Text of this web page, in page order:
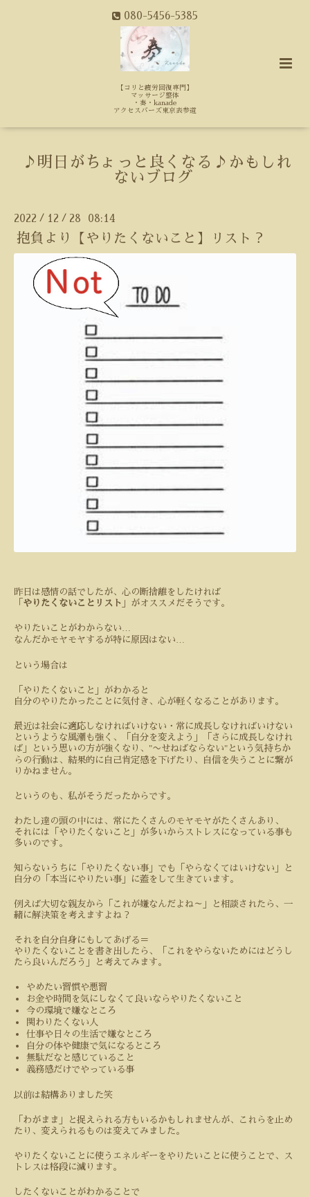
080-5456-5385
【コリと疲労回復専門】
マッサージ整体
・奏・kanade
アクセスバーズ東京表参道
♪明日がちょっと良くなる♪かもしれ
ないブログ
2022 / 12 / 28 08:14
抱負より【やりたくないこと】リスト？
昨日は感情の話でしたが、心の断捨離をしたければ
「 やりたくないことリスト 」がオススメだそうです。
やりたいことがわからない
なんだかモヤモヤするが特に原因はない
という場合は
「やりたくないこと」がわかると
自分のやりたかったことに気付き、心が軽くなることがあります。
最近は社会に適応しなければいけない・常に成長しなければいけない
というような風潮も強く、「自分を変えよう」「さらに成長しなけれ
ば」という思いの方が強くなり、 "〜せねばならない" という気持ちか
らの行動は、結果的に自己肯定感を下げたり、自信を失うことに繋が
りかねません。
というのも、私がそうだったからです。
わたし達の頭の中には、常にたくさんのモヤモヤがたくさんあり、
それには「やりたくないこと」が多いからストレスになっている事も
多いのです。
知らないうちに「やりたくない事」でも「やらなくてはいけない」と
自分の「本当にやりたい事」に蓋をして生きています。
例えば大切な親友から「これが嫌なんだよね～」と相談されたら、一
緒に解決策を考えますよね？
それを自分自身にもしてあげる＝
やりたくないことを書き出したら、「これをやらないためにはどうし
たら良いんだろう」と考えてみます。
やめたい習慣や悪習
お金や時間を気にしなくて良いならやりたくないこと
今の環境で嫌なところ
関わりたくない人
仕事や日々の生活で嫌なところ
自分の体や健康で気になるところ
無駄だなと感じていること
義務感だけでやっている事
以前は結構ありました笑
「わがまま」と捉えられる方もいるかもしれませんが、これらを止め
たり、変えられるものは変えてみました。
やりたくないことに使うエネルギーをやりたいことに使うことで、ス
トレスは格段に減ります。
したくないことがわかることで